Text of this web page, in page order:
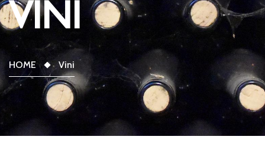
VINI
HOME Vini